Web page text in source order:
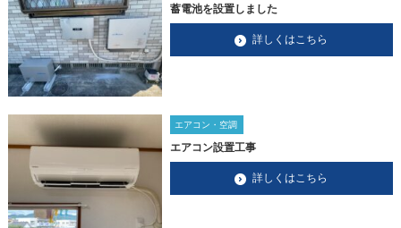
蓄電池を設置しました
詳しくはこちら
エアコン・空調
エアコン設置工事
詳しくはこちら